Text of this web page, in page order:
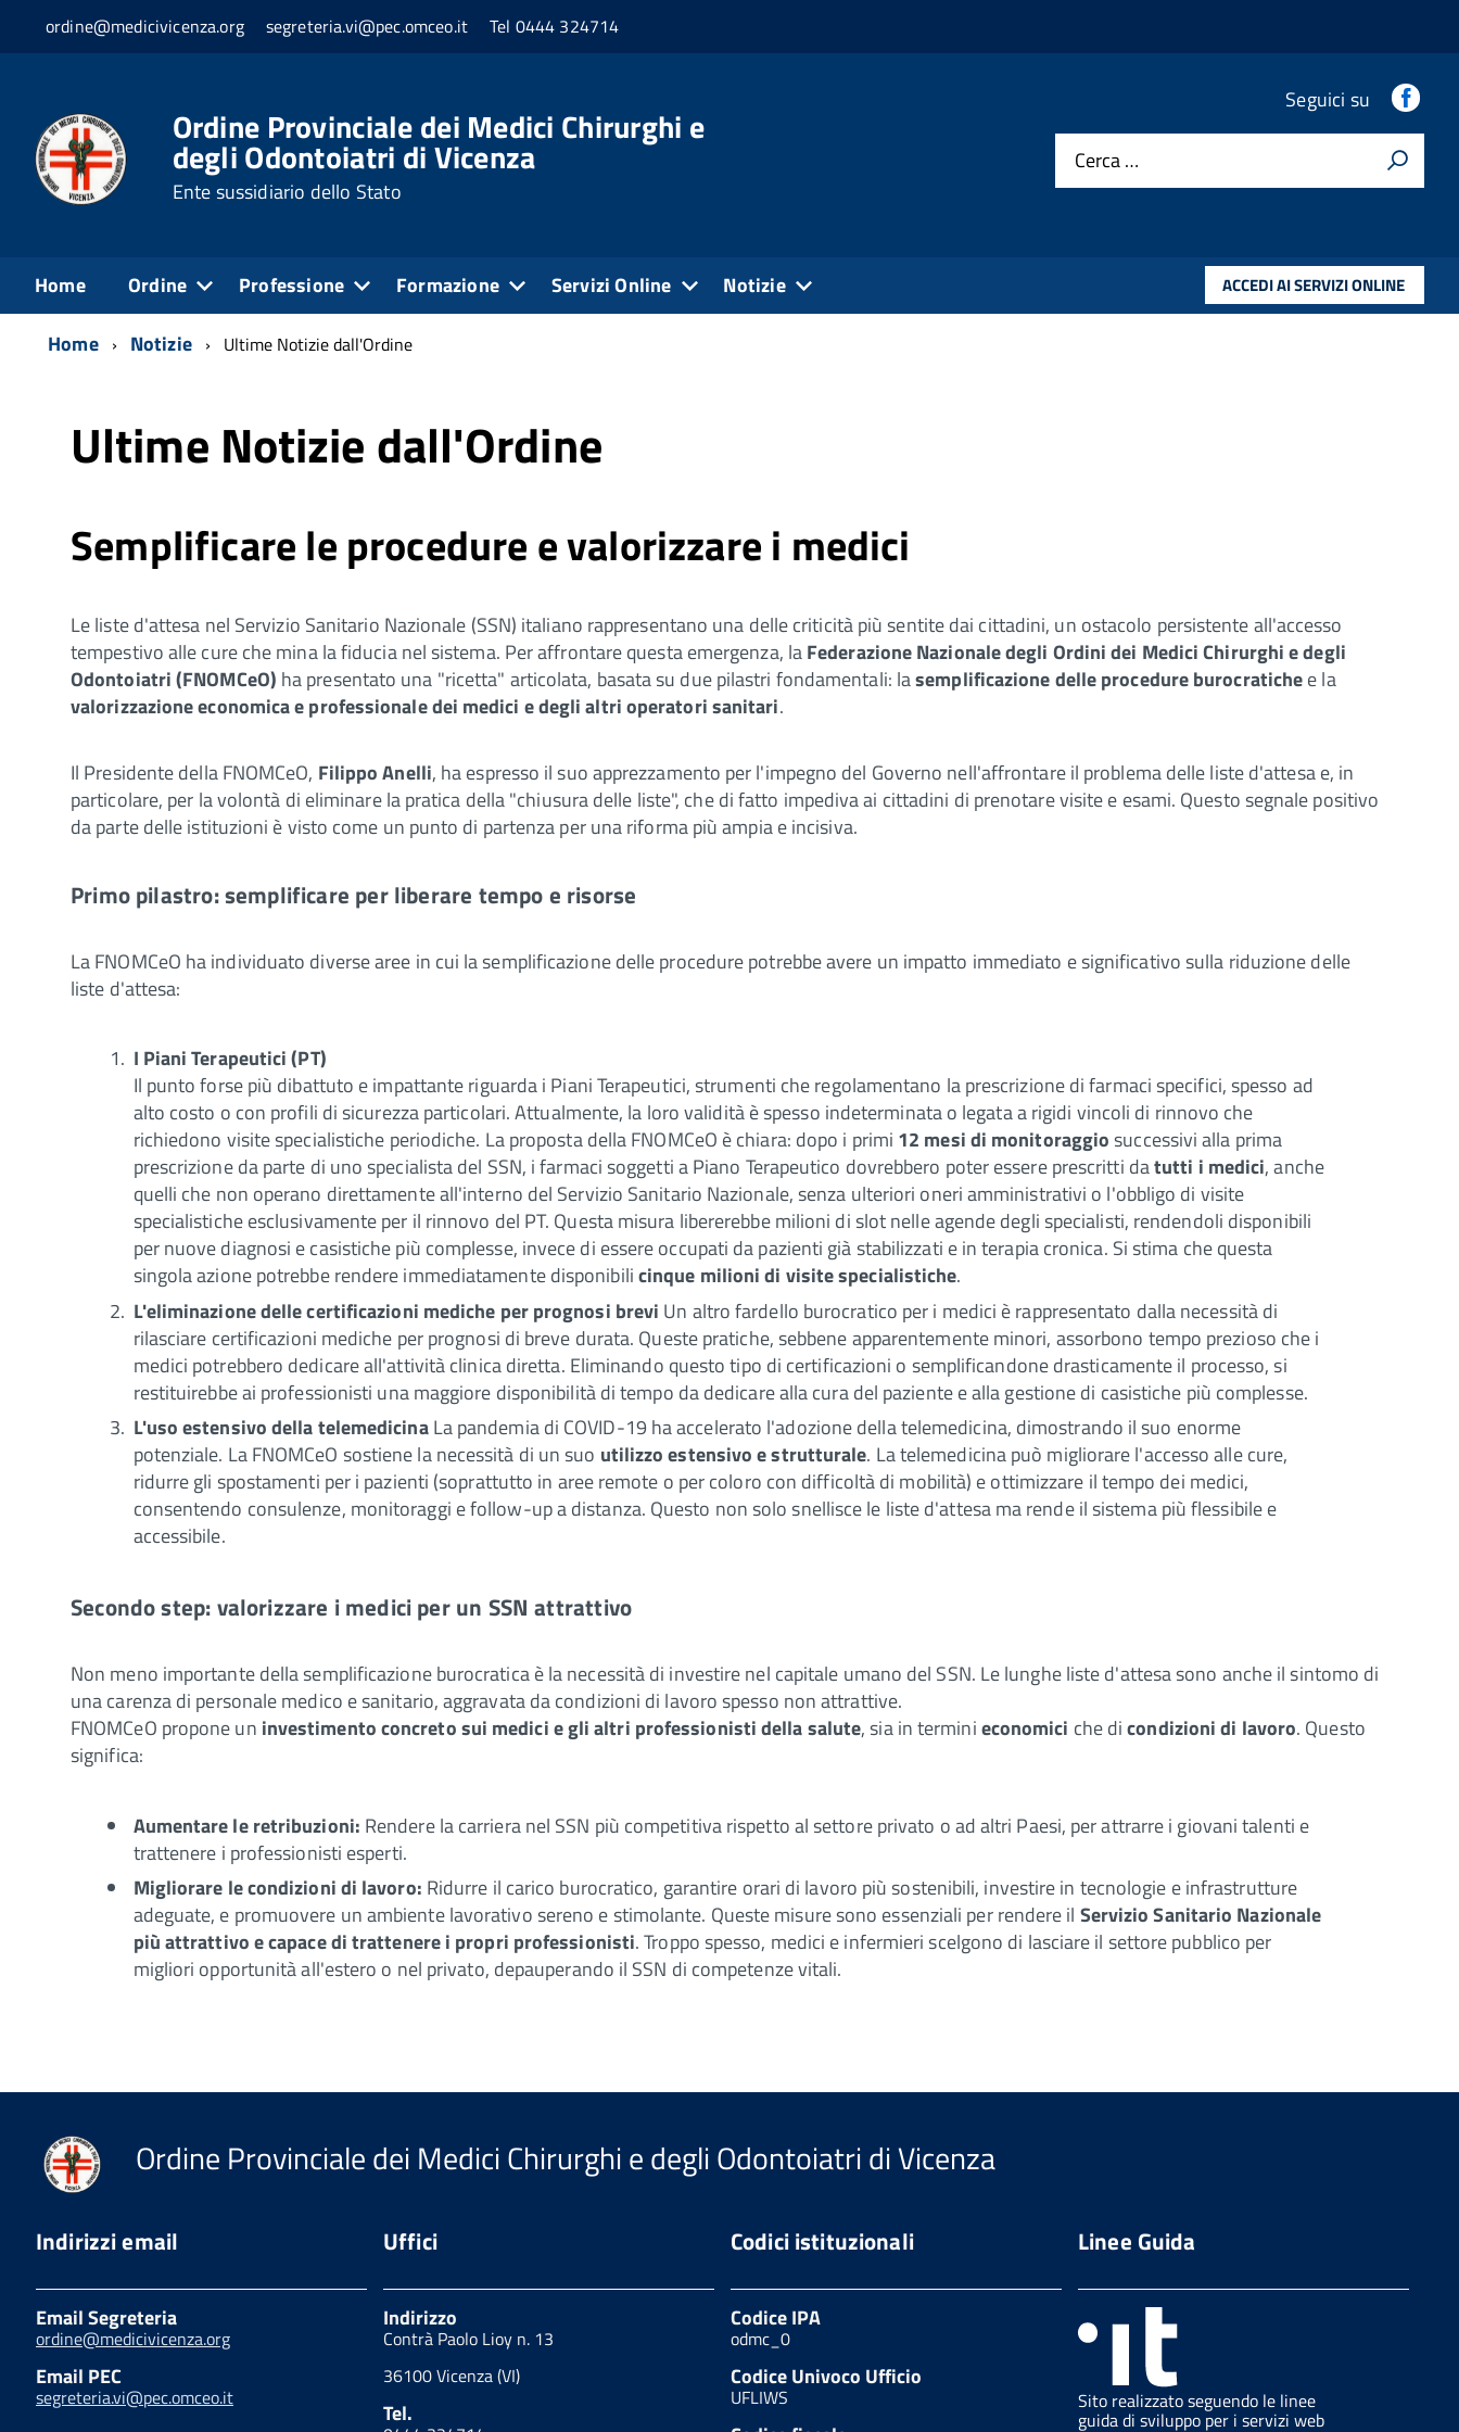
ordine@medicivicenza.org segreteria.vi@pec.omceo.it Tel 0444 324714
Ordine Provinciale dei Medici Chirurghi e
degli Odontoiatri di Vicenza
Ente sussidiario dello Stato
Seguici su
Cerca …
Home Ordine Professione Formazione Servizi Online Notizie ACCEDI AI SERVIZI ONLINE
Home Notizie Ultime Notizie dall'Ordine
Ultime Notizie dall'Ordine
Semplificare le procedure e valorizzare i medici
Le liste d'attesa nel Servizio Sanitario Nazionale (SSN) italiano rappresentano una delle criticità più sentite dai cittadini, un ostacolo persistente all'accesso
tempestivo alle cure che mina la fiducia nel sistema. Per affrontare questa emergenza, laFederazione Nazionale degli Ordini dei Medici Chirurghi e degli
Odontoiatri (FNOMCeO) ha presentato una "ricetta" articolata, basata su due pilastri fondamentali: lasemplificazione delle procedure burocratichee la
valorizzazione economica e professionale dei medici e degli altri operatori sanitari.
Il Presidente della FNOMCeO, Filippo Anelli, ha espresso il suo apprezzamento per l'impegno del Governo nell'affrontare il problema delle liste d'attesa e, in
particolare, per la volontà di eliminare la pratica della "chiusura delle liste", che di fatto impediva ai cittadini di prenotare visite e esami. Questo segnale positivo
da parte delle istituzioni è visto come un punto di partenza per una riforma più ampia e incisiva.
Primo pilastro: semplificare per liberare tempo e risorse
La FNOMCeO ha individuato diverse aree in cui la semplificazione delle procedure potrebbe avere un impatto immediato e significativo sulla riduzione delle
liste d'attesa:
I Piani Terapeutici (PT)
Il punto forse più dibattuto e impattante riguarda i Piani Terapeutici, strumenti che regolamentano la prescrizione di farmaci specifici, spesso ad
alto costo o con profili di sicurezza particolari. Attualmente, la loro validità è spesso indeterminata o legata a rigidi vincoli di rinnovo che
richiedono visite specialistiche periodiche. La proposta della FNOMCeO è chiara: dopo i primi 12 mesi di monitoraggiosuccessivi alla prima
prescrizione da parte di uno specialista del SSN, i farmaci soggetti a Piano Terapeutico dovrebbero poter essere prescritti datutti i medici, anche
quelli che non operano direttamente all'interno del Servizio Sanitario Nazionale, senza ulteriori oneri amministrativi o l'obbligo di visite
specialistiche esclusivamente per il rinnovo del PT. Questa misura libererebbe milioni di slot nelle agende degli specialisti, rendendoli disponibili
per nuove diagnosi e casistiche più complesse, invece di essere occupati da pazienti già stabilizzati e in terapia cronica. Si stima che questa
singola azione potrebbe rendere immediatamente disponibilicinque milioni di visite specialistiche.
L'eliminazione delle certificazioni mediche per prognosi brevi Un altro fardello burocratico per i medici è rappresentato dalla necessità di
rilasciare certificazioni mediche per prognosi di breve durata. Queste pratiche, sebbene apparentemente minori, assorbono tempo prezioso che i
medici potrebbero dedicare all'attività clinica diretta. Eliminando questo tipo di certificazioni o semplificandone drasticamente il processo, si
restituirebbe ai professionisti una maggiore disponibilità di tempo da dedicare alla cura del paziente e alla gestione di casistiche più complesse.
L'uso estensivo della telemedicinaLa pandemia di COVID-19 ha accelerato l'adozione della telemedicina, dimostrando il suo enorme
potenziale. La FNOMCeO sostiene la necessità di un suo utilizzo estensivo e strutturale. La telemedicina può migliorare l'accesso alle cure,
ridurre gli spostamenti per i pazienti (soprattutto in aree remote o per coloro con difficoltà di mobilità) e ottimizzare il tempo dei medici,
consentendo consulenze, monitoraggi e follow-up a distanza. Questo non solo snellisce le liste d'attesa ma rende il sistema più flessibile e
accessibile.
Secondo step: valorizzare i medici per un SSN attrattivo
Non meno importante della semplificazione burocratica è la necessità di investire nel capitale umano del SSN. Le lunghe liste d'attesa sono anche il sintomo di
una carenza di personale medico e sanitario, aggravata da condizioni di lavoro spesso non attrattive.
FNOMCeO propone un investimento concreto sui medici e gli altri professionisti della salute, sia in terminieconomici che dicondizioni di lavoro. Questo
significa:
Aumentare le retribuzioni: Rendere la carriera nel SSN più competitiva rispetto al settore privato o ad altri Paesi, per attrarre i giovani talenti e
trattenere i professionisti esperti.
Migliorare le condizioni di lavoro: Ridurre il carico burocratico, garantire orari di lavoro più sostenibili, investire in tecnologie e infrastrutture
adeguate, e promuovere un ambiente lavorativo sereno e stimolante. Queste misure sono essenziali per rendere il Servizio Sanitario Nazionale
più attrattivo e capace di trattenere i propri professionisti. Troppo spesso, medici e infermieri scelgono di lasciare il settore pubblico per
migliori opportunità all'estero o nel privato, depauperando il SSN di competenze vitali.
Ordine Provinciale dei Medici Chirurghi e degli Odontoiatri di Vicenza
Indirizzi email
Email Segreteria
ordine@medicivicenza.org
Email PEC
segreteria.vi@pec.omceo.it
Uffici
Indirizzo
Contrà Paolo Lioy n. 13
36100 Vicenza (VI)
Tel.
Codici istituzionali
Codice IPA
odmc_0
Codice Univoco Ufficio
UFLIWS
Linee Guida
Sito realizzato seguendo le linee
guida di sviluppo per i servizi web